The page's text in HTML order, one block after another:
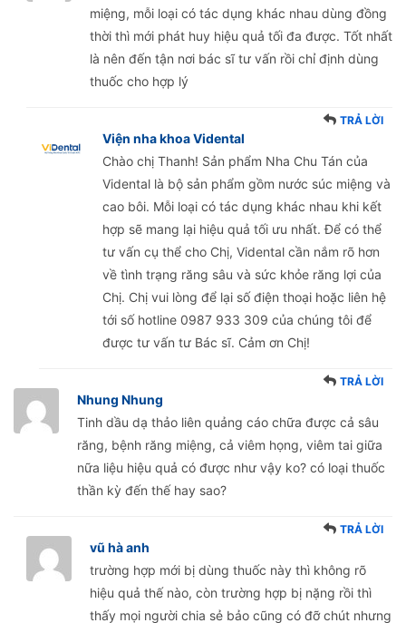
miệng, mỗi loại có tác dụng khác nhau dùng đồng
thời thì mới phát huy hiệu quả tối đa được. Tốt nhất
là nên đến tận nơi bác sĩ tư vấn rồi chỉ định dùng
thuốc cho hợp lý
Viện nha khoa Vidental
TRẢ LỜI
Chào chị Thanh! Sản phẩm Nha Chu Tán của
Vidental là bộ sản phẩm gồm nước súc miệng và
cao bôi. Mỗi loại có tác dụng khác nhau khi kết
hợp sẽ mang lại hiệu quả tối ưu nhất. Để có thể
tư vấn cụ thể cho Chị, Vidental cần nắm rõ hơn
về tình trạng răng sâu và sức khỏe răng lợi của
Chị. Chị vui lòng để lại số điện thoại hoặc liên hệ
tới số hotline 0987 933 309 của chúng tôi để
được tư vấn tư Bác sĩ. Cảm ơn Chị!
Nhung Nhung
TRẢ LỜI
Tinh dầu dạ thảo liên quảng cáo chữa được cả sâu
răng, bệnh răng miệng, cả viêm họng, viêm tai giữa
nữa liệu hiệu quả có được như vậy ko? có loại thuốc
thần kỳ đến thế hay sao?
vũ hà anh
TRẢ LỜI
trường hợp mới bị dùng thuốc này thì không rõ
hiệu quả thế nào, còn trường hợp bị nặng rồi thì
thấy mọi người chia sẻ bảo cũng có đỡ chút nhưng